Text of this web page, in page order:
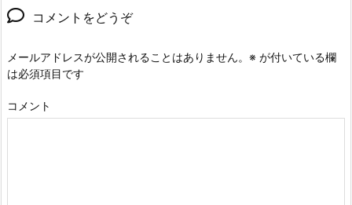
コメントをどうぞ
メールアドレスが公開されることはありません。 ※ が付いている欄
は必須項目です
コメント